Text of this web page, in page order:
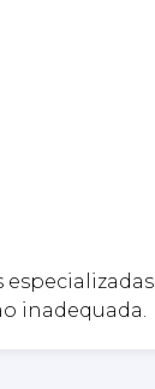
inadequada.